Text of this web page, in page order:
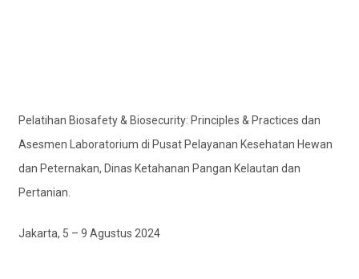
Pelatihan Biosafety & Biosecurity: Principles & Practices dan
Asesmen Laboratorium di Pusat Pelayanan Kesehatan Hewan
dan Peternakan, Dinas Ketahanan Pangan Kelautan dan
Pertanian.
Jakarta, 5 – 9 Agustus 2024